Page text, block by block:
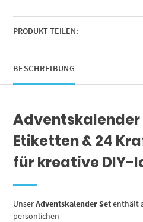
Aufklebern
(Grüne
Weihnachten,
Advent,
Menge
PRODUKT TEILEN:
BESCHREIBUNG
Adventskalender
Etiketten & 24
für kreative DIY-
UnserAdventskalender Setenthält
persönlichen